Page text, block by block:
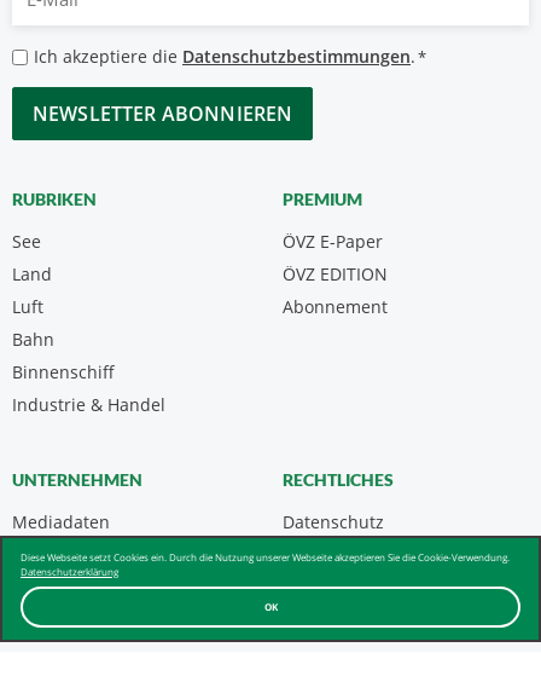
OK
Diese Webseite setzt Cookies ein. Durch die Nutzung unserer Webseite akzeptieren Sie die Cookie-Verwendung.
Datenschutzerklärung
Mail
*
Datenschutzbestimmungen
*
Ich akzeptiere die Datenschutzbestimmungen.*
CAPTCHA
RUBRIKEN
See
Land
Luft
Bahn
Binnenschiff
Industrie & Handel
PREMIUM
ÖVZ E-Paper
Abonnement
ÖVZ EDITION
UNTERNEHMEN
Mediadaten
Kontakt
Über uns & AGB
RECHTLICHES
Datenschutz
Impressum